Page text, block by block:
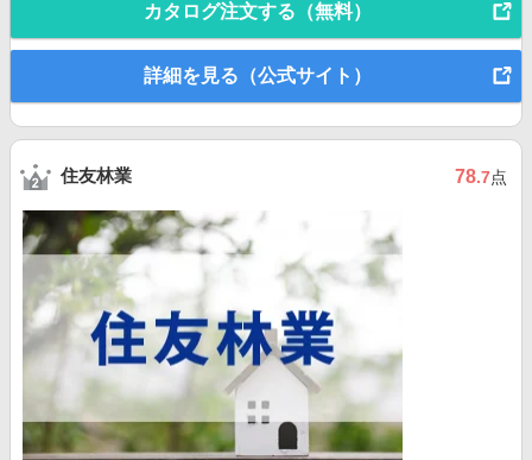
カタログ注文する（無料）
詳細を見る（公式サイト）
住友林業 78.7点